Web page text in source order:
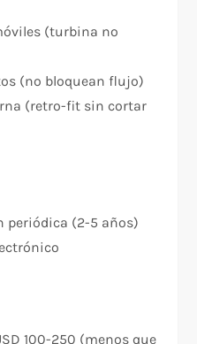
(turbina no
(no bloquean flujo)
(retro-fit sin cortar
periódica (2-5 años)
100-250 (menos que